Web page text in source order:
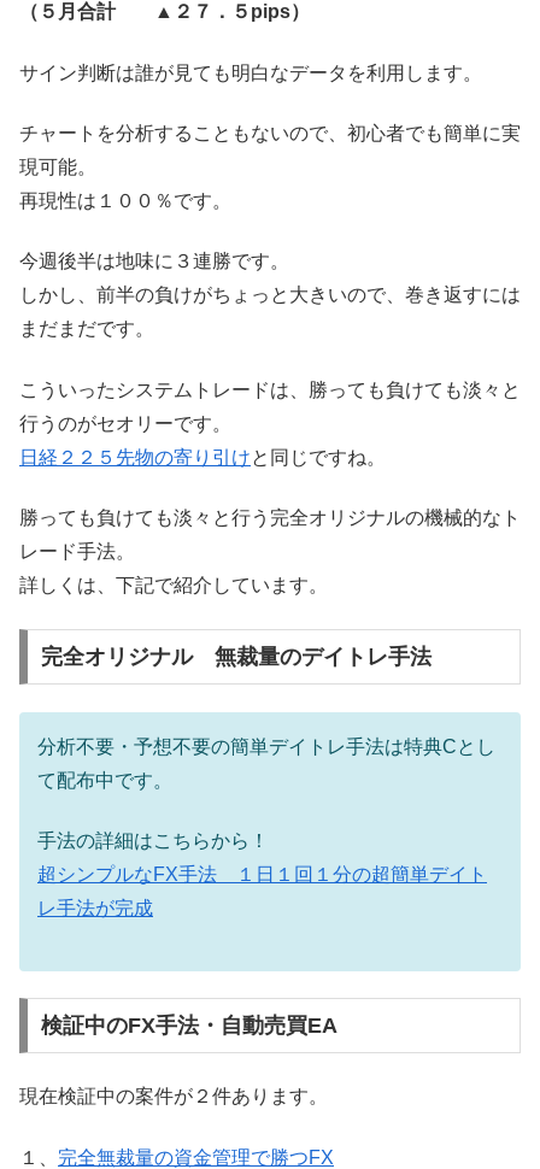
（５月合計 ▲２７．５pips）
サイン判断は誰が見ても明白なデータを利用します。
チャートを分析することもないので、初心者でも簡単に実
現可能。
再現性は１００％です。
今週後半は地味に３連勝です。
しかし、前半の負けがちょっと大きいので、巻き返すには
まだまだです。
こういったシステムトレードは、勝っても負けても淡々と
行うのがセオリーです。
日経２２５先物の寄り引けと同じですね。
勝っても負けても淡々と行う完全オリジナルの機械的なト
レード手法。
詳しくは、下記で紹介しています。
完全オリジナル 無裁量のデイトレ手法
分析不要・予想不要の簡単デイトレ手法は特典Cとし
て配布中です。
手法の詳細はこちらから！
超シンプルなFX手法 １日１回１分の超簡単デイト
レ手法が完成
検証中のFX手法・自動売買EA
現在検証中の案件が２件あります。
１、 完全無裁量の資金管理で勝つFX